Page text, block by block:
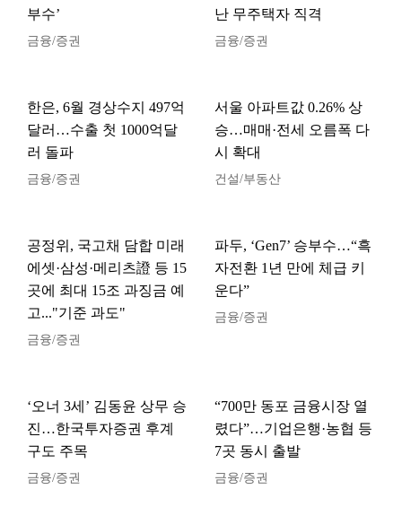
부수’
금융/증권
난 무주택자 직격
금융/증권
한은, 6월 경상수지 497억
달러…수출 첫 1000억달
러 돌파
금융/증권
서울 아파트값 0.26% 상
승…매매·전세 오름폭 다
시 확대
건설/부동산
공정위, 국고채 담합 미래
에셋·삼성·메리츠證 등 15
곳에 최대 15조 과징금 예
고..."기준 과도"
금융/증권
파두, ‘Gen7’ 승부수…“흑
자전환 1년 만에 체급 키
운다”
금융/증권
‘오너 3세’ 김동윤 상무 승
진…한국투자증권 후계
구도 주목
금융/증권
“700만 동포 금융시장 열
렸다”…기업은행·농협 등
7곳 동시 출발
금융/증권